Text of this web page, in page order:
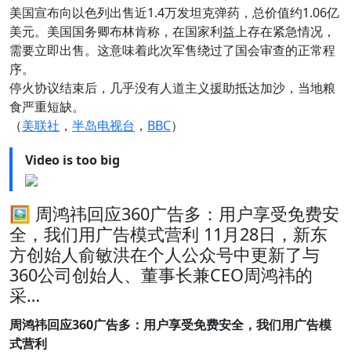
美国宣布向以色列出售近1.4万发坦克弹药，总价值约1.06亿
美元。美国国务卿布林肯称，在国家利益上存在紧急情况，
需要立即出售。这意味着此次军售绕过了国会审查的正常程
序。
停火协议结束后，几乎没有人道主义援助抵达加沙，当地粮
食严重短缺。
（美联社 ， 半岛电视台 ， BBC）
Video is too big
🖼 周鸿祎回应360广告多：用户享受免费安
全，我们用广告模式营利 11月28日，新东
方创始人俞敏洪在个人公众号中更新了与
360公司创始人、董事长兼CEO周鸿祎的
采…
周鸿祎回应360广告多：用户享受免费安全，我们用广告模
式营利